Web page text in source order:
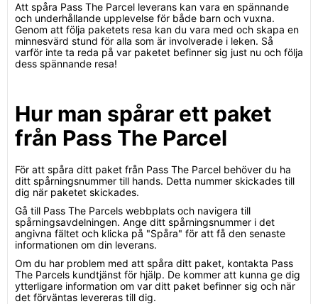
Att spåra Pass The Parcel leverans kan vara en spännande
och underhållande upplevelse för både barn och vuxna.
Genom att följa paketets resa kan du vara med och skapa en
minnesvärd stund för alla som är involverade i leken. Så
varför inte ta reda på var paketet befinner sig just nu och följa
dess spännande resa!
Hur man spårar ett paket
från Pass The Parcel
För att spåra ditt paket från Pass The Parcel behöver du ha
ditt spårningsnummer till hands. Detta nummer skickades till
dig när paketet skickades.
Gå till Pass The Parcels webbplats och navigera till
spårningsavdelningen. Ange ditt spårningsnummer i det
angivna fältet och klicka på "Spåra" för att få den senaste
informationen om din leverans.
Om du har problem med att spåra ditt paket, kontakta Pass
The Parcels kundtjänst för hjälp. De kommer att kunna ge dig
ytterligare information om var ditt paket befinner sig och när
det förväntas levereras till dig.